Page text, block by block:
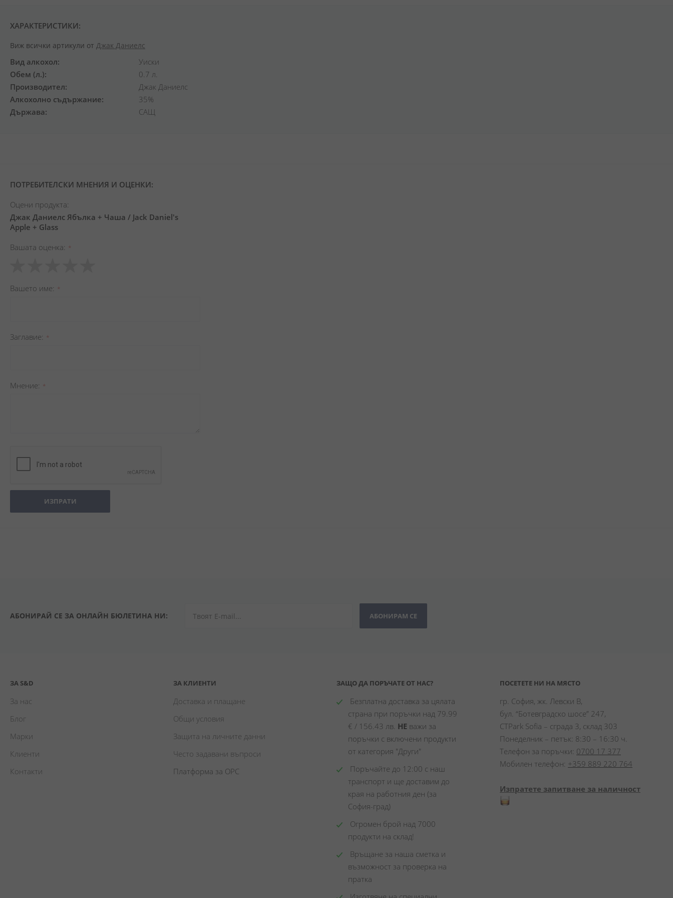
ХАРАКТЕРИСТИКИ:
Виж всички артикули от Джак Даниелс
Вид алкохол
Уиски
Обем (л.)
0.7 л.
Производител
Джак Даниелс
Алкохолно съдържание
35%
Държава
САЩ
ПОТРЕБИТЕЛСКИ МНЕНИЯ И ОЦЕНКИ:
Оцени продукта:
Джак Даниелс Ябълка + Чаша / Jack Daniel's
Apple + Glass
Вашата оценка
star
stars
stars
stars
stars
Вашето име
Заглавиe
Мнение
ИЗПРАТИ
АБОНИРАЙ СЕ ЗА ОНЛАЙН БЮЛЕТИНА НИ: АБОНИРАМ СЕ
ЗА S&D
За нас
Блог
Марки
Клиенти
Контакти
ЗА КЛИЕНТИ
Доставка и плащане
Общи условия
Защита на личните данни
Често задавани въпроси
Платформа за ОРС
ЗАЩО ДА ПОРЪЧАТЕ ОТ НАС?
Безплатна доставка за цялата
страна при поръчки над 79.99
€ / 156.43 лв. НЕ важи за
поръчки с включени продукти
от категория "Други"
Поръчайте до 12:00 с наш
транспорт и ще доставим до
края на работния ден (за
София-град)
Огромен брой над 7000
продукти на склад!
Връщане за наша сметка и
възможност за проверка на
пратка
ПОСЕТЕТЕ НИ НА МЯСТО
гр. София, жк. Левски В,
бул. “Ботевградско шосе” 247,
CTPark Sofia – сграда 3, склад 303
Понеделник – петък: 8:30 – 16:30 ч.
Телефон за поръчки: 0700 17 377
Мобилен телефон: +359 889 220 764
Изпратете запитване за наличност